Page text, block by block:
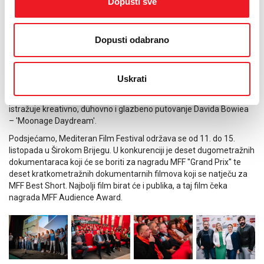
Dopusti odabrano
Uskrati
redatelja Ante Zlatka Stolice i 'Ljetne noći', izraelskog redatelja
Sarajevo, biti prikazana i remek-djela bh. kinematografije,
dokumentarni naslovi iz programa 'U fokusu', filmovi za djecu u
donosi i promociju autobiografske knjige Željka Bebeka,
dokumentarne filmova 'Princeza' i 'Pjevaj mi pjesmu'.Nakon
svečane ceremonije zatvaranja i projekcije filmova nastalih na MFF
School, 23. izdanje festivala zatvorit će filmska odiseja koja
istražuje kreativno, duhovno i glazbeno putovanje Davida Bowiea
– 'Moonage Daydream'.
Podsjećamo, Mediteran Film Festival održava se od 11. do 15.
listopada u Širokom Brijegu. U konkurenciji je deset dugometražnih
dokumentaraca koji će se boriti za nagradu MFF ''Grand Prix'' te
deset kratkometražnih dokumentarnih filmova koji se natječu za
MFF Best Short. Najbolji film birat će i publika, a taj film čeka
nagrada MFF Audience Award.